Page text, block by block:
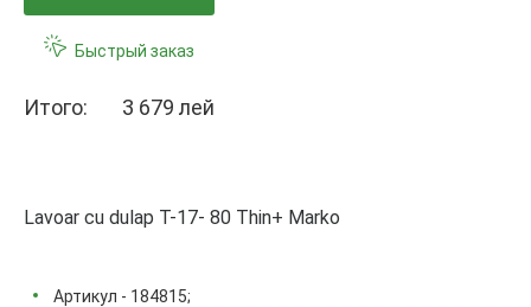
Быстрый заказ
Итого: 3 679 лей
Lavoar cu dulap T-17- 80 Thin+ Marko
Артикул - 184815;